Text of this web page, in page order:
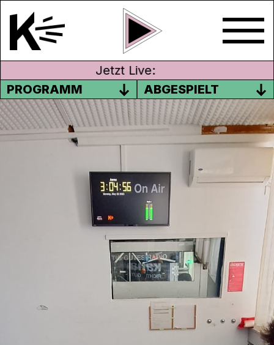
Jetzt Live:
PROGRAMM
ABGESPIELT
#05 CHURROS AUS ALTEM
BROT – BEZ. OFTRINGEN
Aus alt mach neu: Wie aus altem Brot neue
Churros werden – ein Rezept vorgestellt
von Elia und Loris.
Sendung vom 05.06.2023
Moderation: Elia & Loris